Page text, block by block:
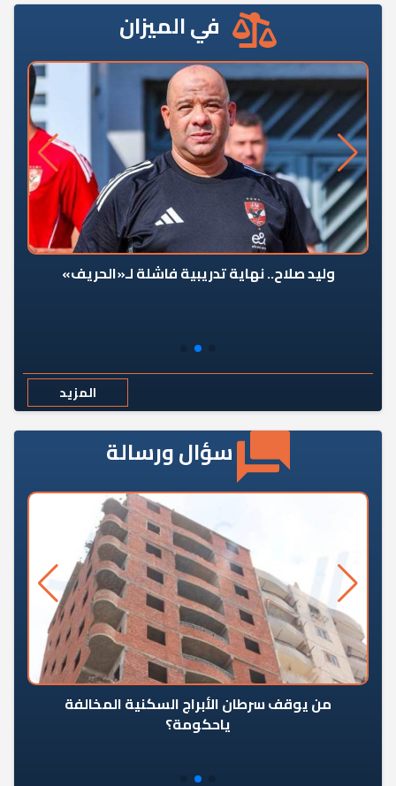
في الميزان
وليد صلاح.. نهاية تدريبية فاشلة لـ«الحريف»
المزيد
سؤال ورسالة
من يوقف سرطان الأبراج السكنية المخالفة
ياحكومة؟